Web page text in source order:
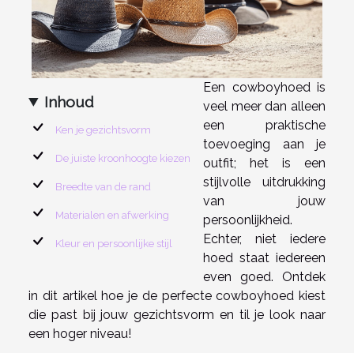
Inhoud
Ken je gezichtsvorm
De juiste kroonhoogte kiezen
Breedte van de rand
Materialen en afwerking
Kleur en persoonlijke stijl
Een cowboyhoed is
veel meer dan alleen
een praktische
toevoeging aan je
outfit; het is een
stijlvolle uitdrukking
van jouw
persoonlijkheid.
Echter, niet iedere
hoed staat iedereen
even goed. Ontdek
in dit artikel hoe je de perfecte cowboyhoed kiest
die past bij jouw gezichtsvorm en til je look naar
een hoger niveau!